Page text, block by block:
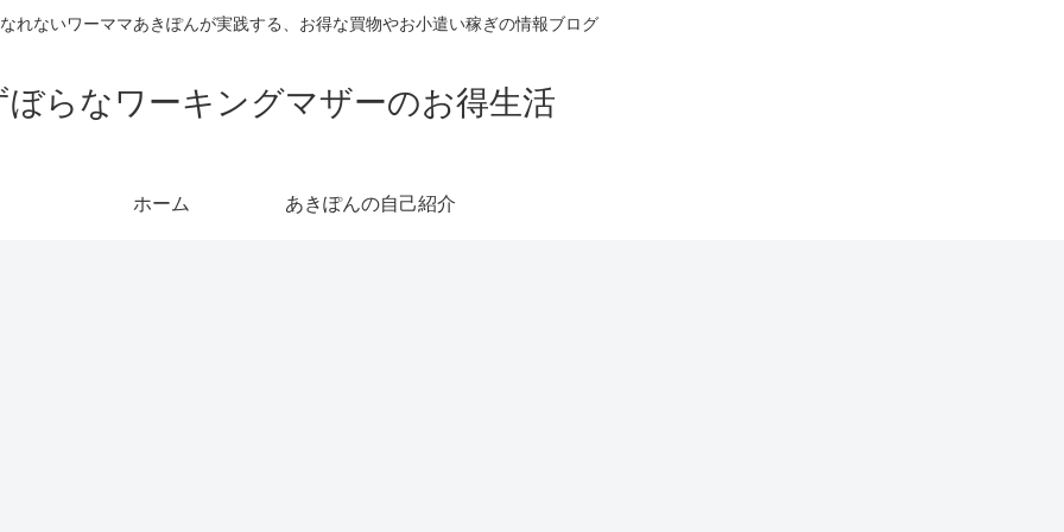
れないワーママあきぽんが実践する、お得な買物やお小遣い稼ぎの情報ブログ
ぼらなワーキングマザーのお得生活
ホーム あきぽんの自己紹介